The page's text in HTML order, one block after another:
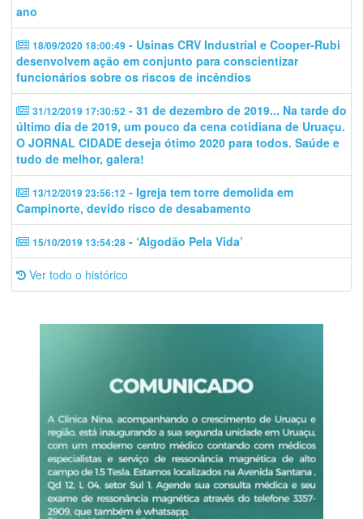
ano
18/09/2020 18:00:49 - Usinas CRV Industrial e Cooper-Rubi
desenvolvem ação em conjunto para conscientizar
funcionários sobre os riscos de incêndios
31/12/2019 17:30:52 - 31 de dezembro de 2019... Na tarde do
último dia de 2019, um pouco da cena cotidiana de Uruaçu.
O JORNAL CIDADE deseja ótimo 2020 para todos. Saúde e
tudo de melhor, galera!
13/12/2019 23:56:12 - Igreja tem torre demolida em
Campinorte, devido risco de desabamento
15/10/2019 13:54:28 - ‘Algodão Pela Vida’
Ver todo o histórico